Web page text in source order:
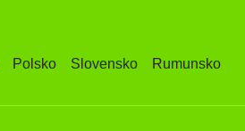
Polsko Slovensko Rumunsko